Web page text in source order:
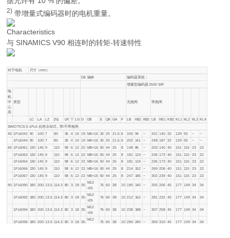
2) 带增量式编码器时的电机重量。
Characteristics
与 SINAMICS V90 相连时的转矩-转速特性
对于电机
尺寸（mm）
DE 轴伸
编码器系统：
增量型编码器 2500 S/R
电
机
中
心
高
类型 无抱闸 带抱闸
LC LA LZ [N] LR T LG D DB E QK GA F LB KB1 KB2 LB KB1 KB2 KL1 KL2 KL3 KL4
SIMOTICS S-1FL6 自然冷却式，带/不带抱闸
45 1FL6042 90 100 7 80 35 4 10 19 M6×16 30 25 21.5 6 155 94 − 201 140 32 129 92 − −
1FL6044 90 100 7 80 35 4 10 19 M6×16 30 25 21.5 6 202 141 − 248 187 32 129 92 − −
65 1FL6061 130 145 9 110 58 6 12 22 M8×16 50 44 25 8 148 86 − 203 140 40 151 115 23
22
1FL6062 130 145 9 110 58 6 12 22 M8×16 50 44 25 8 181 119 − 236 173 40 151 115 23
22
1FL6064 130 145 9 110 58 6 12 22 M8×16 50 44 25 8 181 119 − 236 173 40 151 115 23
22
1FL6066 130 145 9 110 58 6 12 22 M8×16 50 44 25 8 214 152 − 269 206 40 151 115 23
22
1FL6067 130 145 9 110 58 6 12 22 M8×16 50 44 25 8 247 185 − 302 239 40 151 115 23 22
90 1FL6090 180 200 13.5 114.3 80 3 18 35
M12
×25
75 60 38 10 190 140 − 255 206 45 177 149 34 34
1FL6092 180 200 13.5 114.3 80 3 18 35
M12
×25
75 60 38 10 212 162 − 281 232 45 177 149 34 34
1FL6094 180 200 13.5 114.3 80 3 18 35
M12
×25
75 60 38 10 238 188 − 307 258 45 177 149 34 34
1FL6096 180 200 13.5 114.3 80 3 18 35
M12
75 60 38 10 290 240 − 359 310 45 177 149 34 34